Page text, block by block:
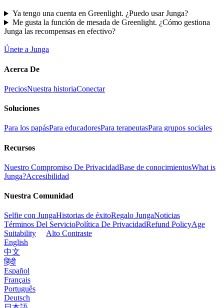
Ya tengo una cuenta en Greenlight. ¿Puedo usar Junga?
Me gusta la función de mesada de Greenlight. ¿Cómo gestiona
Junga las recompensas en efectivo?
Únete a Junga
Acerca De
PreciosNuestra historiaConectar
Soluciones
Para los papásPara educadoresPara terapeutasPara grupos sociales
Recursos
Nuestro Compromiso De PrivacidadBase de conocimientosWhat is
Junga?Accesibilidad
Nuestra Comunidad
Selfie con JungaHistorias de éxitoRegalo JungaNoticias
Términos Del ServicioPolítica De PrivacidadRefund PolicyAge
Suitability
Alto Contraste
English
中文
हिंदी
Español
Français
Português
Deutsch